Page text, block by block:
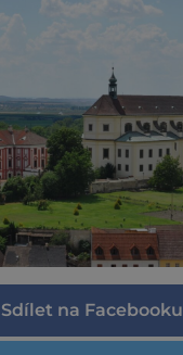
Sdílet na Facebooku